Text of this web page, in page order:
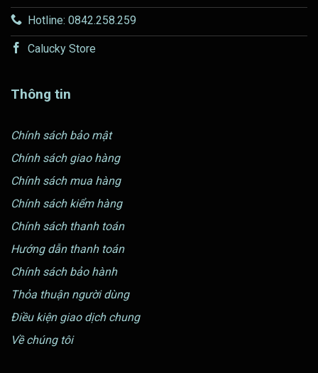
Hotline: 0842.258.259
Calucky Store
Thông tin
Chính sách bảo mật
Chính sách giao hàng
Chính sách mua hàng
Chính sách kiểm hàng
Chính sách thanh toán
Hướng dẫn thanh toán
Chính sách bảo hành
Thỏa thuận người dùng
Điều kiện giao dịch chung
Về chúng tôi